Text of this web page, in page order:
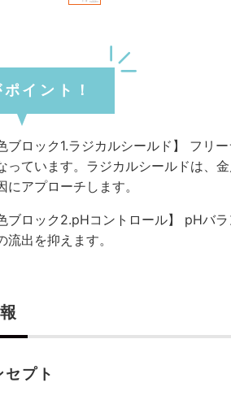
イント！
ブロック1.ラジカルシールド】 フリ
っています。ラジカルシールドは、
にアプローチします。
ブロック2.pHコントロール】 pHバ
流出を抑えます。
プト